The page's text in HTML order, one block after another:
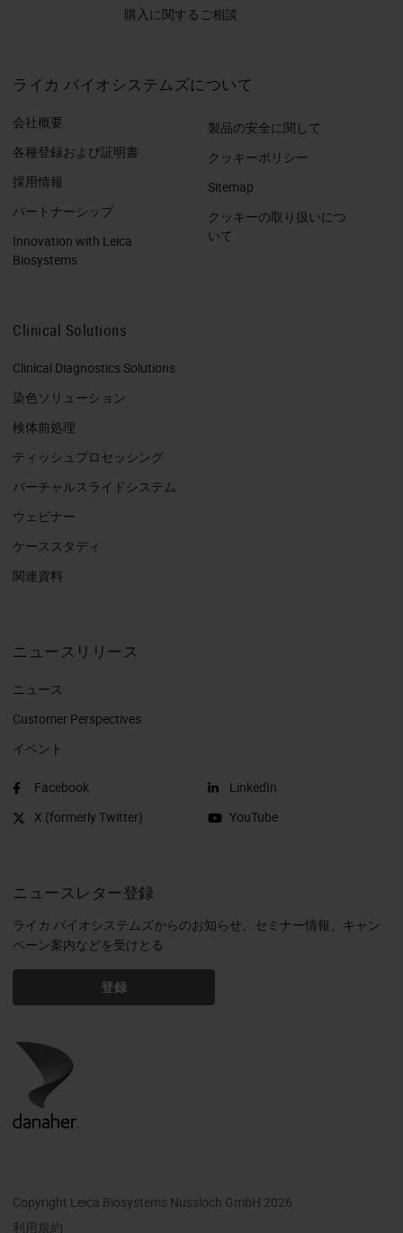
購入に関するご相談
ライカ バイオシステムズについて
会社概要
各種登録および証明書
採用情報
パートナーシップ
Innovation with Leica
Biosystems
製品の安全に関して
クッキーポリシー
Sitemap
クッキーの取り扱いにつ
いて
Clinical Solutions
Clinical Diagnostics Solutions
染色ソリューション
検体前処理
ティッシュプロセッシング
バーチャルスライドシステム
ウェビナー
ケーススタディ
関連資料
ニュースリリース
ニュース
Customer Perspectives​
イベント
Facebook
X (formerly Twitter)
LinkedIn
YouTube
ニュースレター登録
ライカ バイオシステムズからのお知らせ、セミナー情報、キャン
ペーン案内などを受けとる
登録
Copyright Leica Biosystems Nussloch GmbH 2026
利用規約